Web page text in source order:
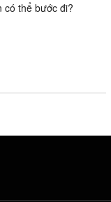
có thể bước đi?